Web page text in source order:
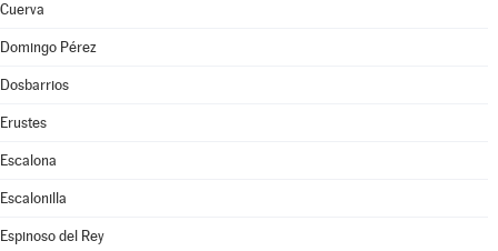
Cuerva
Domingo Pérez
Dosbarrios
Erustes
Escalona
Escalonilla
Espinoso del Rey